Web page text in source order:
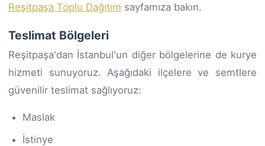
Reşitpaşa Toplu Dağıtım sayfamıza bakın.
Teslimat Bölgeleri
Reşitpaşa'dan İstanbul'un diğer bölgelerine de kurye
hizmeti sunuyoruz. Aşağıdaki ilçelere ve semtlere
güvenilir teslimat sağlıyoruz:
Maslak
İstinye